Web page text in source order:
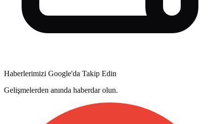
Haberlerimizi Google'da Takip Edin
Gelişmelerden anında haberdar olun.